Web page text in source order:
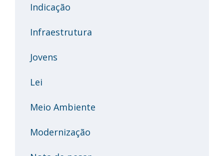
Indicação
Infraestrutura
Jovens
Lei
Meio Ambiente
Modernização